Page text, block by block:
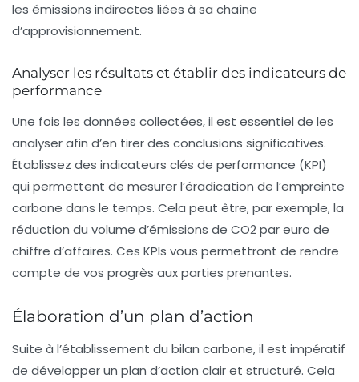
les émissions indirectes liées à sa chaîne
d’approvisionnement.
Analyser les résultats et établir des indicateurs de
performance
Une fois les données collectées, il est essentiel de les
analyser afin d’en tirer des conclusions significatives.
Établissez des indicateurs clés de performance (KPI)
qui permettent de mesurer l’éradication de l’empreinte
carbone dans le temps. Cela peut être, par exemple, la
réduction du volume d’émissions de CO2 par euro de
chiffre d’affaires. Ces KPIs vous permettront de rendre
compte de vos progrès aux parties prenantes.
Élaboration d’un plan d’action
Suite à l’établissement du bilan carbone, il est impératif
de développer un plan d’action clair et structuré. Cela